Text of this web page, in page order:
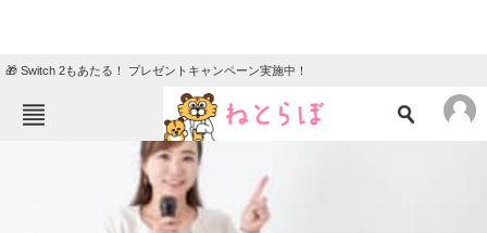
🎁 Switch 2もあたる！ プレゼントキャンペーン実施中！
ねとらぼメニュー
ニュース
クイズ